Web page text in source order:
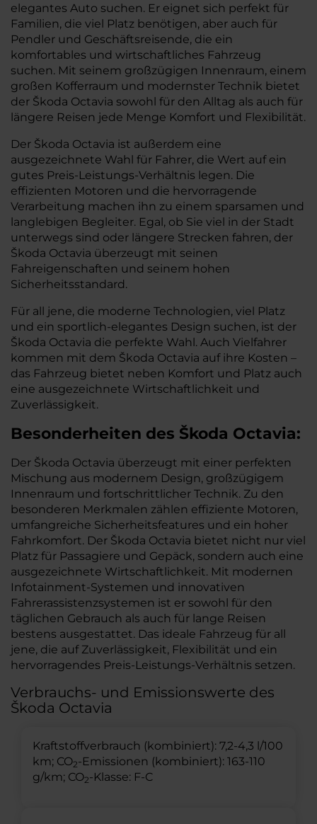
elegantes Auto suchen. Er eignet sich perfekt für
Familien, die viel Platz benötigen, aber auch für
Pendler und Geschäftsreisende, die ein
komfortables und wirtschaftliches Fahrzeug
suchen. Mit seinem großzügigen Innenraum, einem
großen Kofferraum und modernster Technik bietet
der Škoda Octavia sowohl für den Alltag als auch für
längere Reisen jede Menge Komfort und Flexibilität.
Der Škoda Octavia ist außerdem eine
ausgezeichnete Wahl für Fahrer, die Wert auf ein
gutes Preis-Leistungs-Verhältnis legen. Die
effizienten Motoren und die hervorragende
Verarbeitung machen ihn zu einem sparsamen und
langlebigen Begleiter. Egal, ob Sie viel in der Stadt
unterwegs sind oder längere Strecken fahren, der
Škoda Octavia überzeugt mit seinen
Fahreigenschaften und seinem hohen
Sicherheitsstandard.
Für all jene, die moderne Technologien, viel Platz
und ein sportlich-elegantes Design suchen, ist der
Škoda Octavia die perfekte Wahl. Auch Vielfahrer
kommen mit dem Škoda Octavia auf ihre Kosten –
das Fahrzeug bietet neben Komfort und Platz auch
eine ausgezeichnete Wirtschaftlichkeit und
Zuverlässigkeit.
Besonderheiten des Škoda Octavia:
Der Škoda Octavia überzeugt mit einer perfekten
Mischung aus modernem Design, großzügigem
Innenraum und fortschrittlicher Technik. Zu den
besonderen Merkmalen zählen effiziente Motoren,
umfangreiche Sicherheitsfeatures und ein hoher
Fahrkomfort. Der Škoda Octavia bietet nicht nur viel
Platz für Passagiere und Gepäck, sondern auch eine
ausgezeichnete Wirtschaftlichkeit. Mit modernen
Infotainment-Systemen und innovativen
Fahrerassistenzsystemen ist er sowohl für den
täglichen Gebrauch als auch für lange Reisen
bestens ausgestattet. Das ideale Fahrzeug für all
jene, die auf Zuverlässigkeit, Flexibilität und ein
hervorragendes Preis-Leistungs-Verhältnis setzen.
Verbrauchs- und Emissionswerte des
Škoda Octavia
Kraftstoffverbrauch (kombiniert): 7,2-4,3 l/100
km; CO2-Emissionen (kombiniert): 163-110
g/km; CO2-Klasse: F-C